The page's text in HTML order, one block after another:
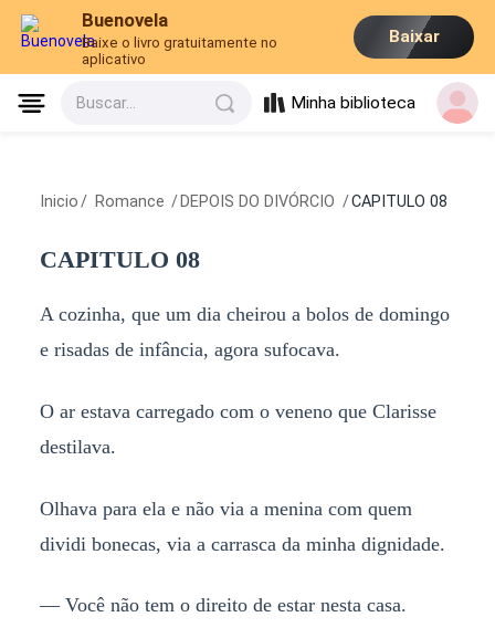
Buenovela
Baixe o livro gratuitamente no
aplicativo
Baixar
Buscar... Minha biblioteca
Inicio / Romance / DEPOIS DO DIVÓRCIO /CAPITULO 08
CAPITULO 08
A cozinha, que um dia cheirou a bolos de domingo
e risadas de infância, agora sufocava.
O ar estava carregado com o veneno que Clarisse
destilava.
Olhava para ela e não via a menina com quem
dividi bonecas, via a carrasca da minha dignidade.
— Você não tem o direito de estar nesta casa.